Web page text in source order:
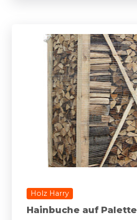
Holz Harry
Hainbuche auf Palette